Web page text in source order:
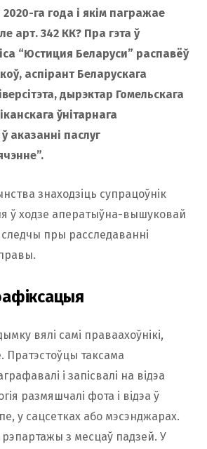
2020-га года і якім пагражае
арт. 342 КК? Пра гэта ў
“Юстиция Беларуси” распавёў
аспірант Беларускага
дырэктар Гомельскага
ўнітарнага
аказанні паслуг
знаходзіць супрацоўнік
ў ходзе аператыўна-вышуковай
пры расследаванні
вялі самі праваахоўнікі,
Пратэстоўцы таксама
і запісвалі на відэа
размяшчалі фота і відэа ў
у сацсетках або мэсэнджарах.
рэпартажы з месцаў падзей. У